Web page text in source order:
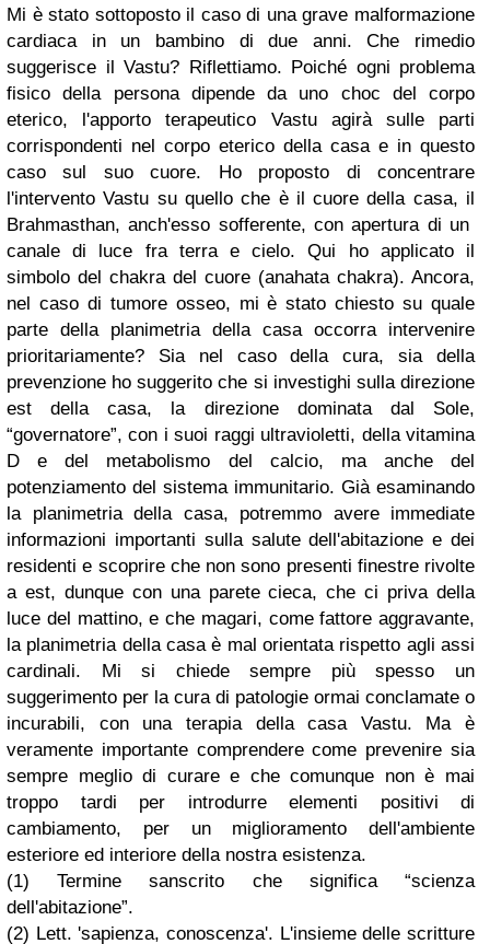
Mi è stato sottoposto il caso di una grave malformazione
cardiaca in un bambino di due anni. Che rimedio
suggerisce il Vastu? Riflettiamo. Poiché ogni problema
fisico della persona dipende da uno choc del corpo
eterico, l'apporto terapeutico Vastu agirà sulle parti
corrispondenti nel corpo eterico della casa e in questo
caso sul suo cuore. Ho proposto di concentrare
l'intervento Vastu su quello che è il cuore della casa, il
Brahmasthan, anch'esso sofferente, con apertura di un
canale di luce fra terra e cielo. Qui ho applicato il
simbolo del chakra del cuore (anahata chakra). Ancora,
nel caso di tumore osseo, mi è stato chiesto su quale
parte della planimetria della casa occorra intervenire
prioritariamente? Sia nel caso della cura, sia della
prevenzione ho suggerito che si investighi sulla direzione
est della casa, la direzione dominata dal Sole,
“governatore”, con i suoi raggi ultravioletti, della vitamina
D e del metabolismo del calcio, ma anche del
potenziamento del sistema immunitario. Già esaminando
la planimetria della casa, potremmo avere immediate
informazioni importanti sulla salute dell'abitazione e dei
residenti e scoprire che non sono presenti finestre rivolte
a est, dunque con una parete cieca, che ci priva della
luce del mattino, e che magari, come fattore aggravante,
la planimetria della casa è mal orientata rispetto agli assi
cardinali. Mi si chiede sempre più spesso un
suggerimento per la cura di patologie ormai conclamate o
incurabili, con una terapia della casa Vastu. Ma è
veramente importante comprendere come prevenire sia
sempre meglio di curare e che comunque non è mai
troppo tardi per introdurre elementi positivi di
cambiamento, per un miglioramento dell'ambiente
esteriore ed interiore della nostra esistenza.
(1) Termine sanscrito che significa “scienza
dell'abitazione”.
(2) Lett. 'sapienza, conoscenza'. L'insieme delle scritture